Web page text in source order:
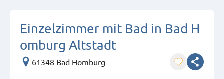
Einzelzimmer mit Bad in Bad H
omburg Altstadt
61348 Bad Homburg